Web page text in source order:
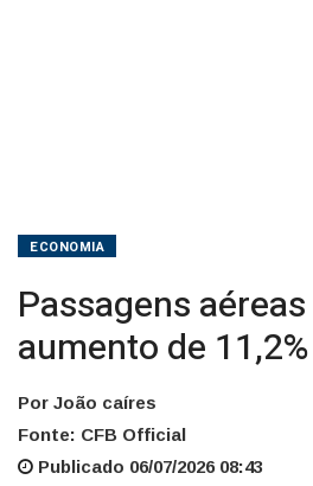
ECONOMIA
Passagens
aumento de
Por João caíres
Fonte: CFB Official
Publicado 06/07/2026 08:43